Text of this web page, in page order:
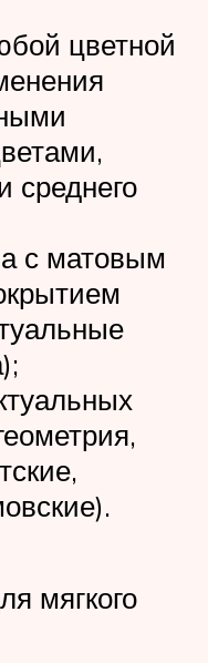
цветной
среднего
с матовым
мягкого